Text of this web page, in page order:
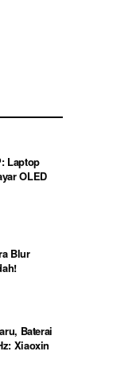
Laptop
OLED
Blur
Baterai
Xiaoxin